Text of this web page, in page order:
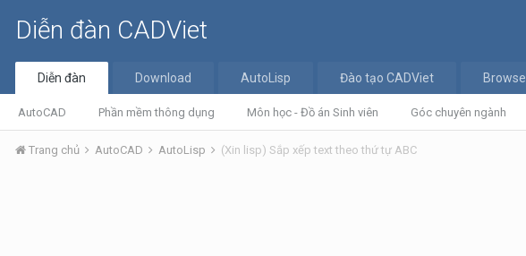
Diễn đàn CADViet
Diễn đàn
AutoCAD Phần mềm thông dụng Môn học - Đồ án Sinh viên Góc chuyên ngành
Download AutoLisp Đào tạo CADViet Browse
Trang chủ AutoCAD AutoLisp (Xin lisp) Sắp xếp text theo thứ tự ABC